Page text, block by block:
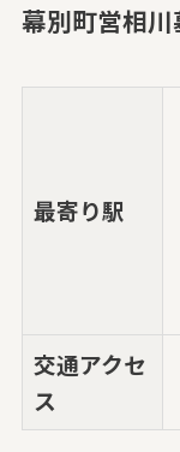
幕別町営相
最寄り駅
交通アクセ
ス